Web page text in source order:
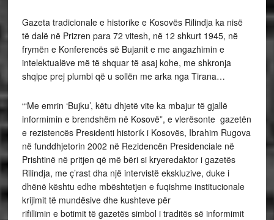
Gazeta tradicionale e historike e Kosovës Rilindja ka nisë
të dalë në Prizren para 72 vitesh, në 12 shkurt 1945, në
frymën e Konferencës së Bujanit e me angazhimin e
intelektualëve më të shquar të asaj kohe, me shkronja
shqipe prej plumbi që u sollën me arka nga Tirana…
“‘Me emrin ‘Bujku’, këtu dhjetë vite ka mbajur të gjallë
informimin e brendshëm në Kosovë”, e vlerësonte gazetën
e rezistencës Presidenti historik i Kosovës, Ibrahim Rugova
në funddhjetorin 2002 në Rezidencën Presidenciale në
Prishtinë në pritjen që më bëri si kryeredaktor i gazetës
Rilindja, me ç’rast dha një intervistë ekskluzive, duke i
dhënë kështu edhe mbështetjen e fuqishme institucionale
krijimit të mundësive dhe kushteve për
rifillimin e botimit të gazetës simbol i traditës së informimit